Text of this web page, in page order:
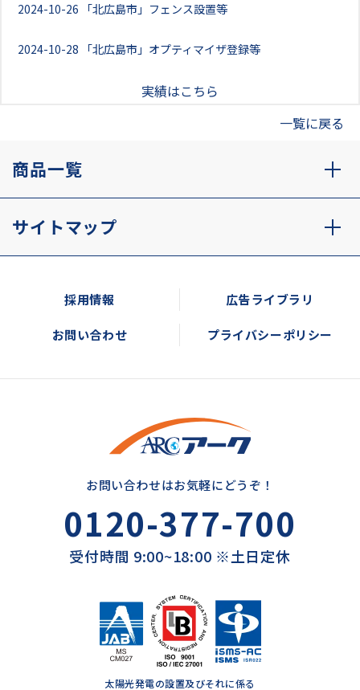
2024-10-26 「北広島市」フェンス設置等
2024-10-28 「北広島市」オプティマイザ登録等
実績はこちら
一覧に戻る
商品一覧
サイトマップ
採用情報 広告ライブラリ
お問い合わせ プライバシーポリシー
お問い合わせはお気軽にどうぞ！
0120-377-700
受付時間 9:00~18:00 ※土日定休
太陽光発電の設置及びそれに係る